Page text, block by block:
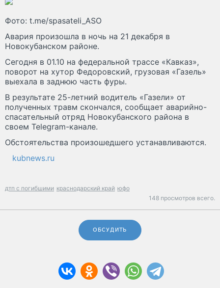
Фото: t.me/spasateli_ASO
Авария произошла в ночь на 21 декабря в
Новокубанском районе.
Сегодня в 01.10 на федеральной трассе «Кавказ»,
поворот на хутор Федоровский, грузовая «Газель»
выехала в заднюю часть фуры.
В результате 25-летний водитель «Газели» от
полученных травм скончался, сообщает аварийно-
спасательный отряд Новокубанского района в
своем Telegram-канале.
Обстоятельства произошедшего устанавливаются.
kubnews.ru
дтп с погибшими краснодарский край юфо
148 просмотров всего.
ОБСУДИТЬ